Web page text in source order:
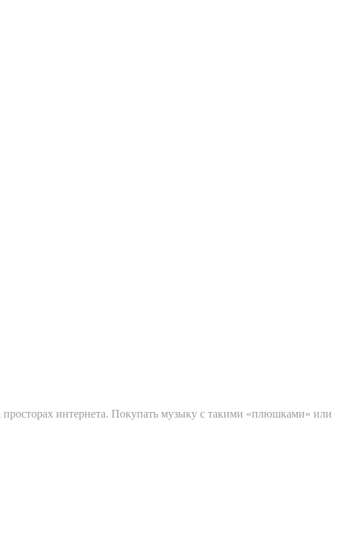
просторах интернета. Покупать музыку с такими «плюшками» или